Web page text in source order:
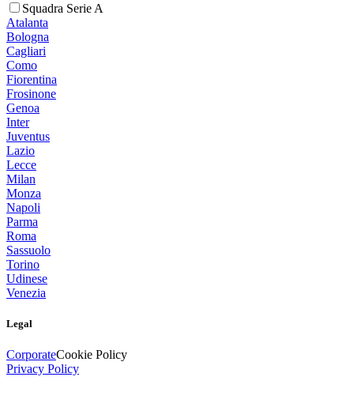
Squadra Serie A
Atalanta
Bologna
Cagliari
Como
Fiorentina
Frosinone
Genoa
Inter
Juventus
Lazio
Lecce
Milan
Monza
Napoli
Parma
Roma
Sassuolo
Torino
Udinese
Venezia
Legal
CorporateCookie Policy
Privacy Policy